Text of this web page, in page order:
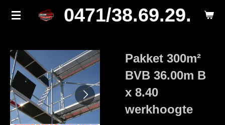
Ga
de
hoofdinhoud
0471/38.69.29.
Pakket 300m²
BVB 36.00m B
x 8.40
werkhoogte